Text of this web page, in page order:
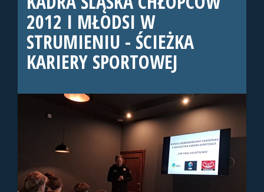
2012 I MŁODSI W
STRUMIENIU - ŚCIEŻKA
KARIERY SPORTOWEJ